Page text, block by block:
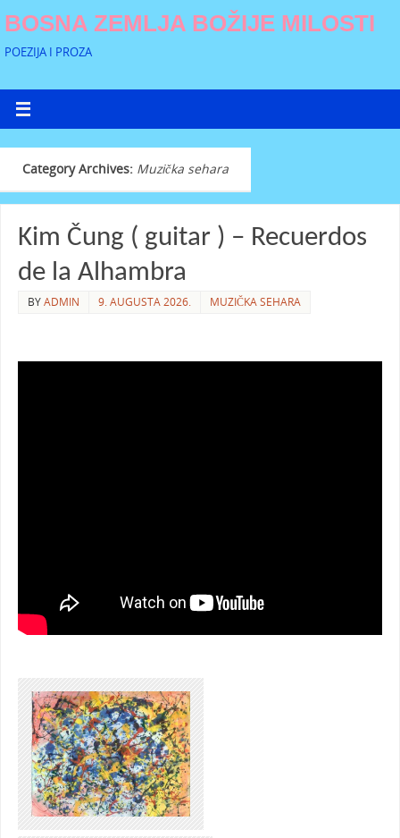
BOSNA ZEMLJA BOŽIJE MILOSTI
POEZIJA I PROZA
Category Archives: Muzička sehara
Kim Čung ( guitar ) – Recuerdos
de la Alhambra
BYADMIN 9. AUGUSTA 2026. MUZIČKA SEHARA